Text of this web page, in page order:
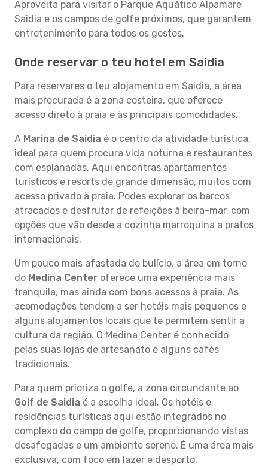
Aproveita para visitar o Parque Aquático Alpamare
Saidia e os campos de golfe próximos, que garantem
entretenimento para todos os gostos.
Onde reservar o teu hotel em Saidia
Para reservares o teu alojamento em Saidia, a área
mais procurada é a zona costeira, que oferece
acesso direto à praia e às principais comodidades.
A Marina de Saidia é o centro da atividade turística,
ideal para quem procura vida noturna e restaurantes
com esplanadas. Aqui encontras apartamentos
turísticos e resorts de grande dimensão, muitos com
acesso privado à praia. Podes explorar os barcos
atracados e desfrutar de refeições à beira-mar, com
opções que vão desde a cozinha marroquina a pratos
internacionais.
Um pouco mais afastada do bulício, a área em torno
do Medina Center oferece uma experiência mais
tranquila, mas ainda com bons acessos à praia. As
acomodações tendem a ser hotéis mais pequenos e
alguns alojamentos locais que te permitem sentir a
cultura da região. O Medina Center é conhecido
pelas suas lojas de artesanato e alguns cafés
tradicionais.
Para quem prioriza o golfe, a zona circundante ao
Golf de Saidia é a escolha ideal. Os hotéis e
residências turísticas aqui estão integrados no
complexo do campo de golfe, proporcionando vistas
desafogadas e um ambiente sereno. É uma área mais
exclusiva, com foco em lazer e desporto.